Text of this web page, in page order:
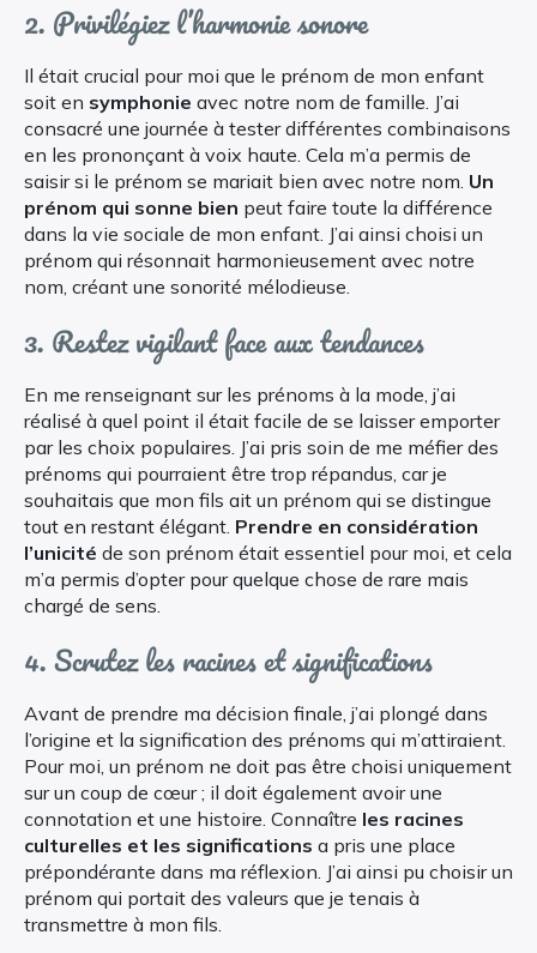
2. Privilégiez l’harmonie sonore
Il était crucial pour moi que le prénom de mon enfant
soit en symphonie avec notre nom de famille. J’ai
consacré une journée à tester différentes combinaisons
en les prononçant à voix haute. Cela m’a permis de
saisir si le prénom se mariait bien avec notre nom. Un
prénom qui sonne bien peut faire toute la différence
dans la vie sociale de mon enfant. J’ai ainsi choisi un
prénom qui résonnait harmonieusement avec notre
nom, créant une sonorité mélodieuse.
3. Restez vigilant face aux tendances
En me renseignant sur les prénoms à la mode, j’ai
réalisé à quel point il était facile de se laisser emporter
par les choix populaires. J’ai pris soin de me méfier des
prénoms qui pourraient être trop répandus, car je
souhaitais que mon fils ait un prénom qui se distingue
tout en restant élégant. Prendre en considération
l’unicité de son prénom était essentiel pour moi, et cela
m’a permis d’opter pour quelque chose de rare mais
chargé de sens.
4. Scrutez les racines et significations
Avant de prendre ma décision finale, j’ai plongé dans
l’origine et la signification des prénoms qui m’attiraient.
Pour moi, un prénom ne doit pas être choisi uniquement
sur un coup de cœur ; il doit également avoir une
connotation et une histoire. Connaître les racines
culturelles et les significations a pris une place
prépondérante dans ma réflexion. J’ai ainsi pu choisir un
prénom qui portait des valeurs que je tenais à
transmettre à mon fils.